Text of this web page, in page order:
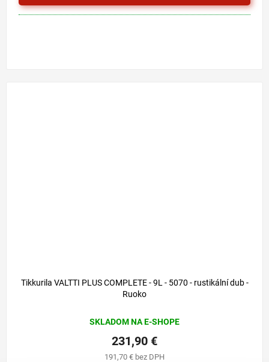
Tikkurila VALTTI PLUS COMPLETE - 9L - 5070 - rustikální dub -
Ruoko
SKLADOM NA E-SHOPE
191,70 € bez DPH
231,90 €